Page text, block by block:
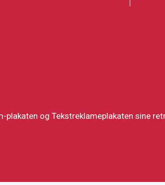
plakaten og Tekstreklameplakaten sine